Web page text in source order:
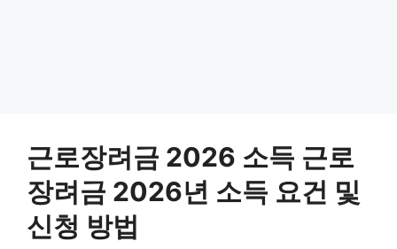
근로장려금 2026 소득 근로
장려금 2026년 소득 요건 및
신청 방법